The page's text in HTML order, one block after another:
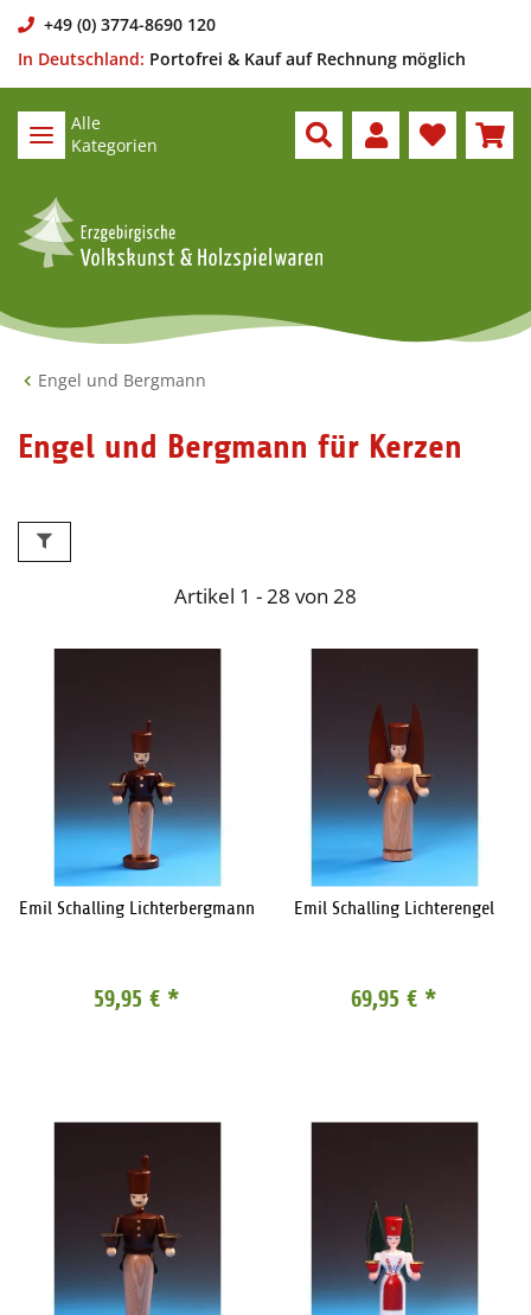
+49 (0) 3774-8690 120
In Deutschland: Portofrei & Kauf auf Rechnung möglich
Alle
Kategorien
Engel und Bergmann
Engel und Bergmann für Kerzen
Artikel 1 - 28 von 28
Emil Schalling Lichterbergmann
59,95 € *
Emil Schalling Lichterengel
69,95 € *